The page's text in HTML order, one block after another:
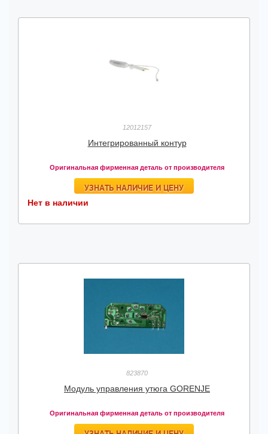
12012157
Интегрированный контур
Оригинальная фирменная деталь от производителя
УЗНАТЬ НАЛИЧИЕ И ЦЕНУ
Нет в наличии
823870
Модуль управления утюга GORENJE
Оригинальная фирменная деталь от производителя